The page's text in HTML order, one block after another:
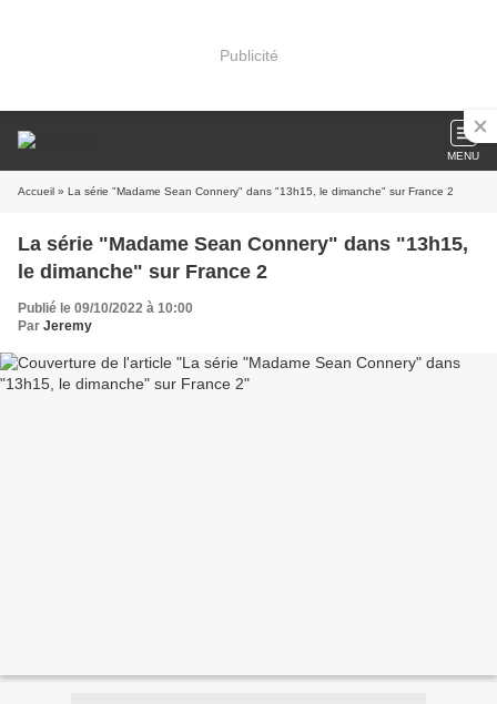
Publicité
MENU
Accueil » La série "Madame Sean Connery" dans "13h15, le dimanche" sur France 2
La série "Madame Sean Connery" dans "13h15,
le dimanche" sur France 2
Publié le 09/10/2022 à 10:00
Par Jeremy